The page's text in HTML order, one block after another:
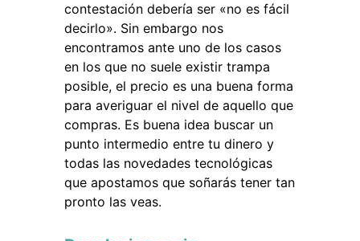
contestación debería ser «no es fácil
decirlo». Sin embargo nos
encontramos ante uno de los casos
en los que no suele existir trampa
posible, el precio es una buena forma
para averiguar el nivel de aquello que
compras. Es buena idea buscar un
punto intermedio entre tu dinero y
todas las novedades tecnológicas
que apostamos que soñarás tener tan
pronto las veas.